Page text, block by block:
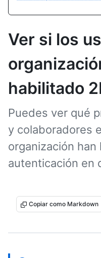
Ver si los
habilitado
Puedes ver qué
y colaboradores
organización han
autenticación en
Copiar como Markdown